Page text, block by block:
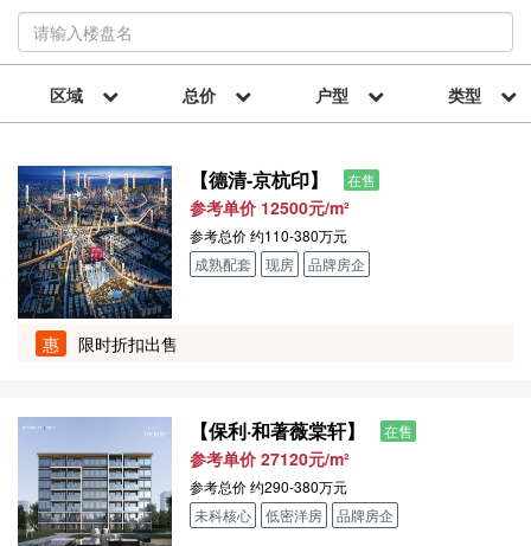
区域 总价 户型 类型
【德清-京杭印】 在售
参考单价 12500元/m²
参考总价约110-380万元
成熟配套
现房 品牌房企
惠 限时折扣出售
【保利·和著薇棠轩】 在售
参考单价 27120元/m²
参考总价约290-380万元
未科核心
低密洋房 品牌房企